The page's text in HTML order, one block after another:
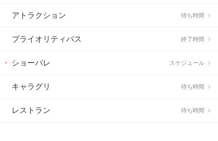
アトラクション 待ち時間
プライオリティパス 終了時間
ショーパレ スケジュール
キャラグリ 待ち時間
レストラン 待ち時間